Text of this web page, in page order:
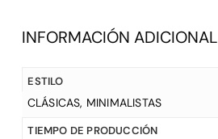
INFORMACIÓN ADICIONAL
ESTILO
CLÁSICAS, MINIMALISTAS
TIEMPO DE PRODUCCIÓN